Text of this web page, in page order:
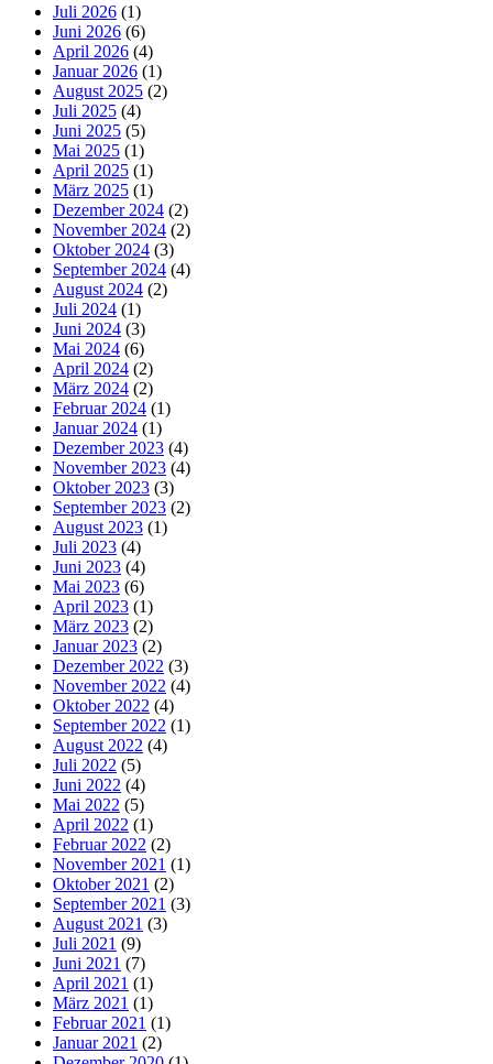
Juli 2026 (1)
Juni 2026 (6)
April 2026 (4)
Januar 2026 (1)
August 2025 (2)
Juli 2025 (4)
Juni 2025 (5)
Mai 2025 (1)
April 2025 (1)
März 2025 (1)
Dezember 2024 (2)
November 2024 (2)
Oktober 2024 (3)
September 2024 (4)
August 2024 (2)
Juli 2024 (1)
Juni 2024 (3)
Mai 2024 (6)
April 2024 (2)
März 2024 (2)
Februar 2024 (1)
Januar 2024 (1)
Dezember 2023 (4)
November 2023 (4)
Oktober 2023 (3)
September 2023 (2)
August 2023 (1)
Juli 2023 (4)
Juni 2023 (4)
Mai 2023 (6)
April 2023 (1)
März 2023 (2)
Januar 2023 (2)
Dezember 2022 (3)
November 2022 (4)
Oktober 2022 (4)
September 2022 (1)
August 2022 (4)
Juli 2022 (5)
Juni 2022 (4)
Mai 2022 (5)
April 2022 (1)
Februar 2022 (2)
November 2021 (1)
Oktober 2021 (2)
September 2021 (3)
August 2021 (3)
Juli 2021 (9)
Juni 2021 (7)
April 2021 (1)
März 2021 (1)
Februar 2021 (1)
Januar 2021 (2)